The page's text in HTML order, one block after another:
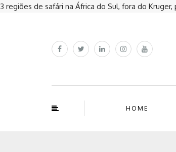
3 regiões de safári na África do Sul, fora do
HOME